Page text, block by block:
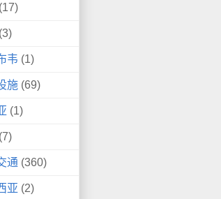
(17)
(3)
韦 (1)
施 (69)
(1)
(7)
通 (360)
亚 (2)